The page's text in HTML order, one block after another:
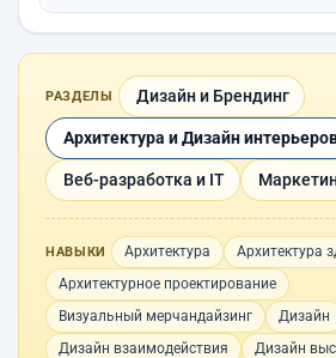
РАЗДЕЛЫ Дизайн и Брендинг
Архитектура и Дизайн
Веб-разработка и IT
НАВЫКИ Архитектура
Архитектура
Архитектурное проектирование
Визуальный мерчандайзинг
Дизайн
Дизайн взаимодействия
Дизайн